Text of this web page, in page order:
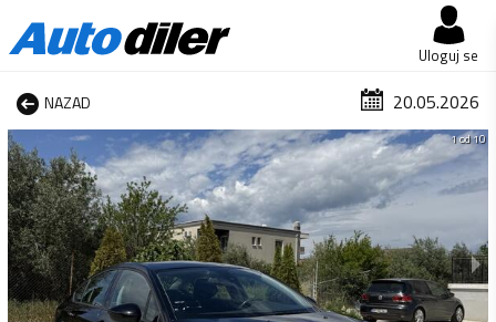
Uloguj se
NAZAD 20.05.2026
1 od 10